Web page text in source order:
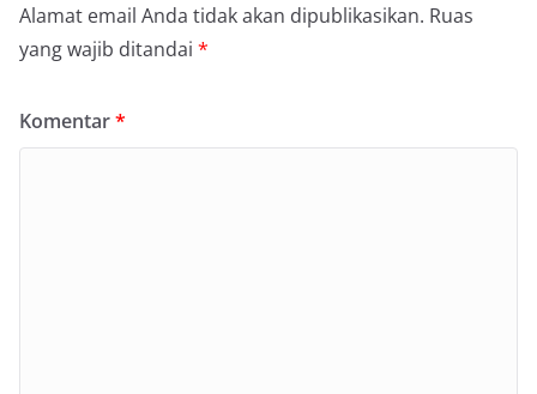
Alamat email Anda tidak akan dipublikasikan. Ruas
yang wajib ditandai *
Komentar*